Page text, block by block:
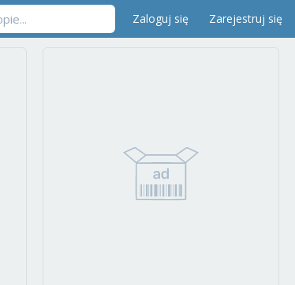
Zaloguj się Zarejestruj się